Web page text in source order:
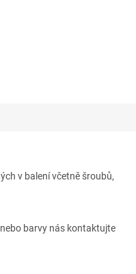
v balení včetně šroubů,
barvy nás kontaktujte